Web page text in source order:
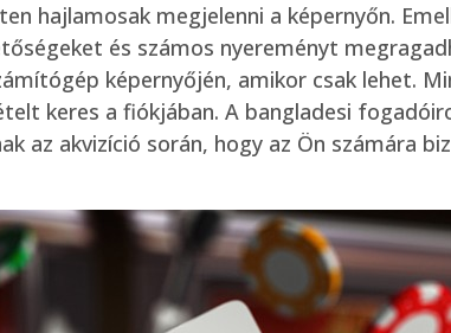
hajlamosak megjelenni a képernyőn.
és számos nyereményt
képernyőjén, amikor csak lehet.
keres a fiókjában. A bangladesi
az akvizíció során, hogy az Ön számára